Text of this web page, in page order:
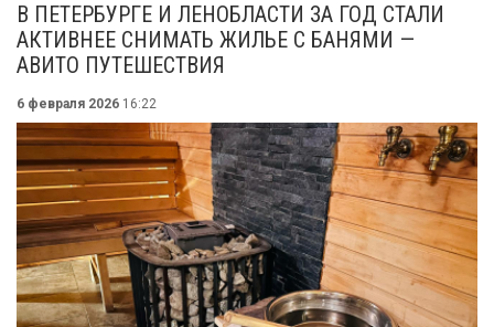
В ПЕТЕРБУРГЕ И ЛЕНОБЛАСТИ ЗА ГОД СТАЛИ
АКТИВНЕЕ СНИМАТЬ ЖИЛЬЕ С БАНЯМИ —
АВИТО ПУТЕШЕСТВИЯ
6 февраля 2026 16:22